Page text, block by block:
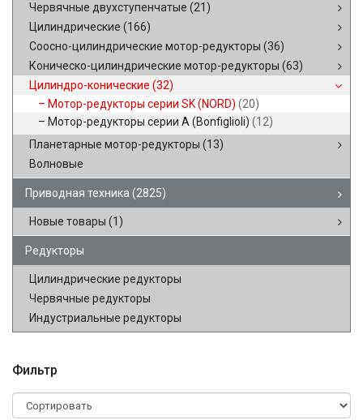
Червячные двухступенчатые (21)
Цилиндрические (166)
Соосно-цилиндрические мотор-редукторы (36)
Коническо-цилиндрические мотор-редукторы (63)
Цилиндро-конические (32)
Мотор-редукторы серии SK (NORD) (20)
Мотор-редукторы серии A (Bonfiglioli) (12)
Планетарные мотор-редукторы (13)
Волновые
Приводная техника (2825)
Новые товары (1)
Редукторы
Цилиндрические редукторы
Червячные редукторы
Индустриальные редукторы
Фильтр